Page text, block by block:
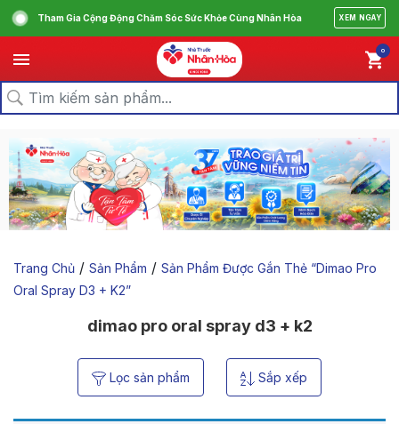
Tham Gia Cộng Động Chăm Sóc Sức Khỏe Cùng Nhân Hòa XEM NGAY
0
Trang Chủ / Sản Phẩm / Sản Phẩm Được Gắn Thẻ “dimao Pro
Oral Spray D3 + K2”
dimao pro oral spray d3 + k2
Lọc sản phẩm Sắp xếp